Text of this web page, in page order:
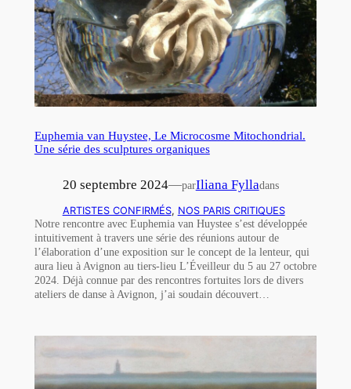
Euphemia van Huystee, Le Microcosme Mitochondrial.
Une série des sculptures organiques
20 septembre 2024—parIliana Fylladans
ARTISTES CONFIRMÉS, NOS PARIS CRITIQUES
Notre rencontre avec Euphemia van Huystee s’est développée
intuitivement à travers une série des réunions autour de
l’élaboration d’une exposition sur le concept de la lenteur, qui
aura lieu à Avignon au tiers-lieu L’Éveilleur du 5 au 27 octobre
2024. Déjà connue par des rencontres fortuites lors de divers
ateliers de danse à Avignon, j’ai soudain découvert…